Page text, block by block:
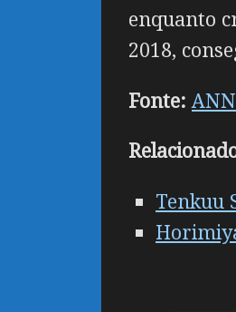
enquanto
2018,
Fonte: ANN
Tenkuu